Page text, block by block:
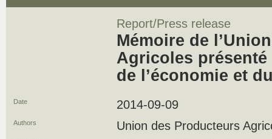
Report/Press release
Mémoire de
Agricoles
de l’économie et
Date 2014-09-09
Authors Union des Producteurs